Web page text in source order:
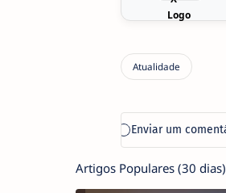
Artigos Populares (30 dias)